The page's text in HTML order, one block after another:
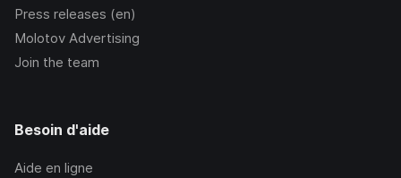
Press releases (en)
Molotov Advertising
Join the team
Besoin d'aide
Aide en ligne